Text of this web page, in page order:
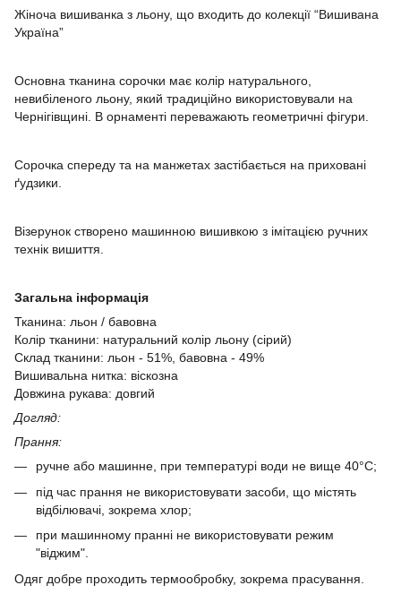
Жіноча вишиванка з льону, що входить до колекції “Вишивана
Україна”
Основна тканина сорочки має колір натурального,
невибіленого льону, який традиційно використовували на
Чернігівщині. В орнаменті переважають геометричні фігури.
Сорочка спереду та на манжетах застібається на приховані
ґудзики.
Візерунок створено машинною вишивкою з імітацією ручних
технік вишиття.
Загальна інформація
Тканина: льон / бавовна
Колір тканини: натуральний колір льону (сірий)
Склад тканини: льон - 51%, бавовна - 49%
Вишивальна нитка: віскозна
Довжина рукава: довгий
Догляд:
Прання:
ручне або машинне, при температурі води не вище 40°C;
під час прання не використовувати засоби, що містять
відбілювачі, зокрема хлор;
​при машинному пранні не використовувати режим
"віджим".
Одяг добре проходить термообробку, зокрема прасування.